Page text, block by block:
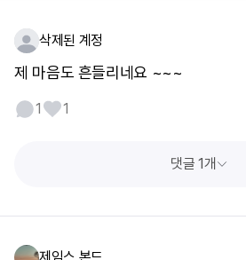
삭제된 계정
제 마음도 흔들리네요 ~~~
1 1
댓글 1개